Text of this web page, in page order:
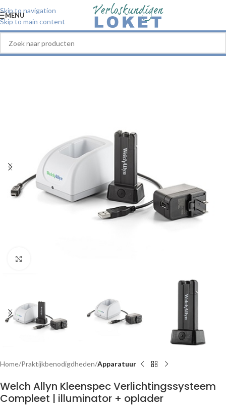
Skip to navigation
Skip to main content
MENU
Home Praktijkbenodigdheden Apparatuur
Welch Allyn Kleenspec Verlichtingssysteem
Compleet | illuminator + oplader